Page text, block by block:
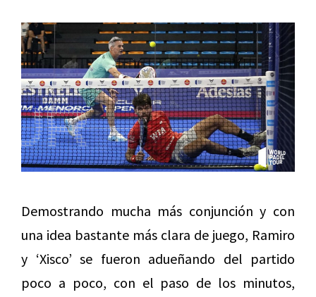
Demostrando mucha más conjunción y con
una idea bastante más clara de juego, Ramiro
y ‘Xisco’ se fueron adueñando del partido
poco a poco, con el paso de los minutos,